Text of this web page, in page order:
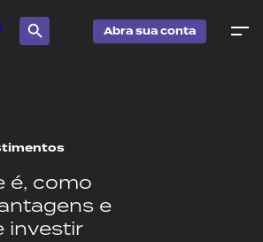
Abra sua conta
é, como
e
investir